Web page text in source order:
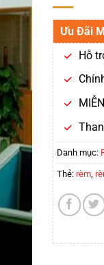
Ưu Đãi
Hỗ
Danh mục:
Thẻ: rèm,